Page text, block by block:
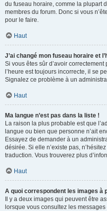
du fuseau horaire, comme la plupart
membres du forum. Donc si vous
pour le faire.
Haut
J’ai changé mon fuseau horaire et
Si vous êtes sûr d’avoir
l’heure est toujours incorrecte, il se
Signalez ce problème à un
Haut
Ma langue n’est pas dans la liste !
La raison la plus probable est que
langue ou bien que personne n’ait
Essayez de demander à un
désirée. Si elle n’existe pas,
traduction. Vous trouverez plus
Haut
A quoi correspondent les images à
Il y a deux images qui peuvent être
lorsque vous consultez les messages